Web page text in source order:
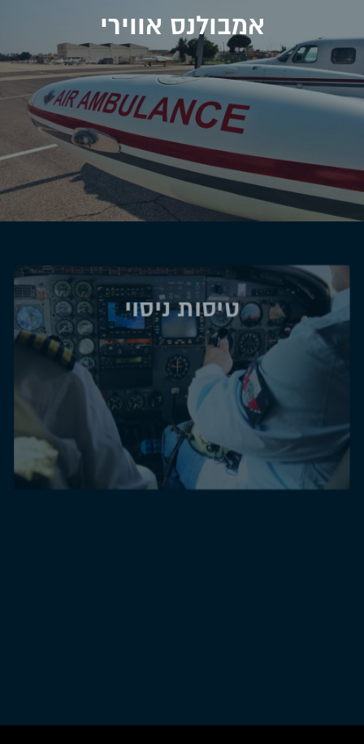
אמבולנס אווירי
טיסות ניסוי